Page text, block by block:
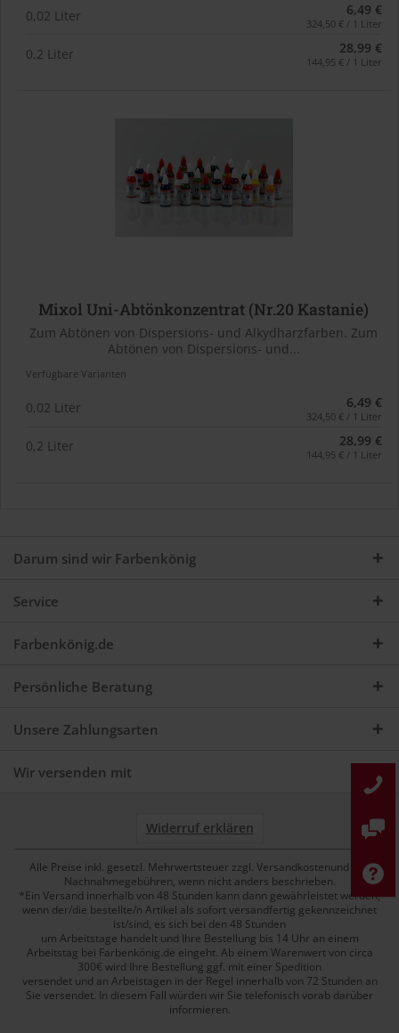
0,02 Liter 6,49 €
324,50 € / 1 Liter
0,2 Liter 28,99 €
144,95 € / 1 Liter
Mixol Uni-Abtönkonzentrat (Nr.20 Kastanie)
Zum Abtönen von Dispersions- und Alkydharzfarben. Zum
Abtönen von Dispersions- und...
Verfügbare Varianten
0,02 Liter 6,49 €
324,50 € / 1 Liter
0,2 Liter 28,99 €
144,95 € / 1 Liter
Darum sind wir Farbenkönig
Service
Farbenkönig.de
Persönliche Beratung
Unsere Zahlungsarten
Wir versenden mit
Widerruf erklären
Alle Preise inkl. gesetzl. Mehrwertsteuer zzgl. Versandkostenund ggf.
Nachnahmegebühren, wenn nicht anders beschrieben.
*Ein Versand innerhalb von 48 Stunden kann dann gewährleistet werden,
wenn der/die bestellte/n Artikel als sofort versandfertig gekennzeichnet
ist/sind, es sich bei den 48 Stunden
um Arbeitstage handelt und Ihre Bestellung bis 14 Uhr an einem
Arbeitstag bei Farbenkönig.de eingeht. Ab einem Warenwert von circa
300€ wird Ihre Bestellung ggf. mit einer Spedition
versendet und an Arbeistagen in der Regel innerhalb von 72 Stunden an
Sie versendet. In diesem Fall würden wir Sie telefonisch vorab darüber
informieren.